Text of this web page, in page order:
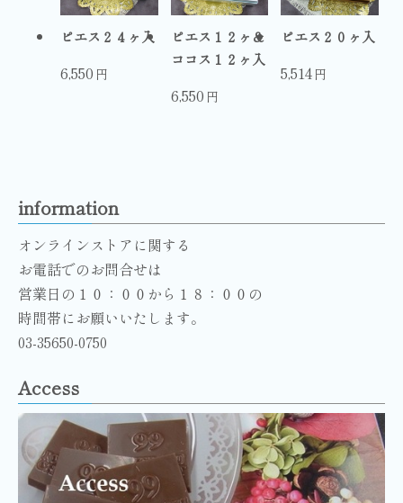
ピエス２４ヶ入
6,550 円
ピエス１２ヶ＆
ココス１２ヶ入
6,550 円
ピエス２０ヶ入
5,514 円
information
オンラインストアに関する
お電話でのお問合せは
営業日の１０：００から１８：００の
時間帯にお願いいたします。
03-35650-0750
Access